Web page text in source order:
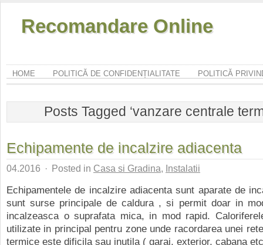
Recomandare Online
HOME POLITICĂ DE CONFIDENȚIALITATE POLITICĂ
Posts Tagged ‘vanzare centrale
Echipamente de incalzire adiacenta
04.2016 · Posted in Casa si Gradina, Instalatii
Echipamentele de incalzire adiacenta sunt aparate de
sunt surse principale de caldura , si permit doar in
incalzeasca o suprafata mica, in mod rapid.
utilizate in principal pentru zone unde racordarea unei
termice este dificila sau inutila ( garaj, exterior, cabana